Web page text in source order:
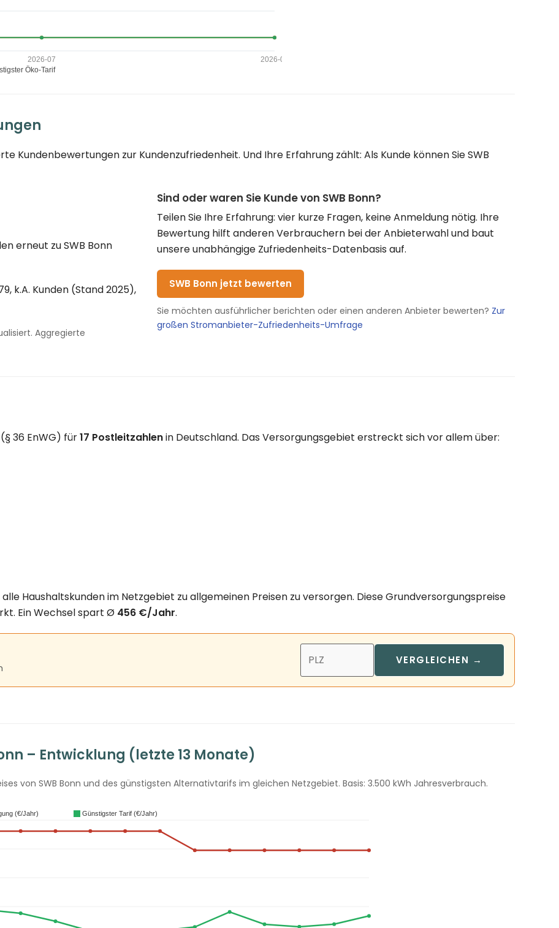
Kundenbewertungen zur Kundenzufriedenheit. Und Ihre Erfahrung zählt: Als Kunde können Sie SWB
erneut zu SWB Bonn
k.A. Kunden (Stand 2025),
Aggregierte
Sind oder waren Sie Kunde von SWB Bonn?
Teilen Sie Ihre Erfahrung: vier kurze Fragen, keine Anmeldung nötig. Ihre
Bewertung hilft anderen Verbrauchern bei der Anbieterwahl und baut
unsere unabhängige Zufriedenheits-Datenbasis auf.
SWB Bonn jetzt bewerten
Sie möchten ausführlicher berichten oder einen anderen Anbieter bewerten? Zur
großen Stromanbieter-Zufriedenheits-Umfrage
36 EnWG) für17 Postleitzahlenin Deutschland. Das Versorgungsgebiet erstreckt sich vor allem über:
Haushaltskunden im Netzgebiet zu allgemeinen Preisen zu versorgen. Diese Grundversorgungspreise
Ein Wechsel spart Ø 456 €/Jahr.
VERGLEICHEN →
– Entwicklung (letzte 13 Monate)
von SWB Bonn und des günstigsten Alternativtarifs im gleichen Netzgebiet. Basis: 3.500 kWh Jahresverbrauch.